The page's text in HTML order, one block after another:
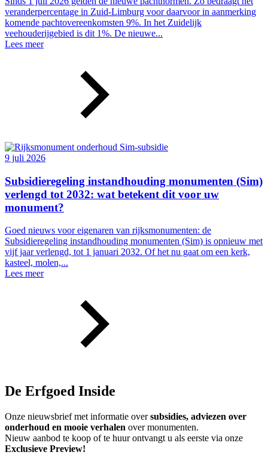
veranderpercentage in Zuid-Limburg voor daarvoor in aanmerking
komende pachtovereenkomsten 9%. In het Zuidelijk
veehouderijgebied is dit 1%. De nieuwe...
Lees meer
9 juli 2026
Subsidieregeling instandhouding monumenten (Sim)
verlengd tot 2032: wat betekent dit voor uw
monument?
Goed nieuws voor eigenaren van rijksmonumenten: de
Subsidieregeling instandhouding monumenten (Sim) is opnieuw met
vijf jaar verlengd, tot 1 januari 2032. Of het nu gaat om een kerk,
kasteel, molen,...
Lees meer
De Erfgoed Inside
Onze nieuwsbrief met informatie oversubsidies, adviezen over
onderhoud en mooie verhalen over monumenten.
Nieuw aanbod te koop of te huur ontvangt u als eerste via onze
Exclusieve Preview!